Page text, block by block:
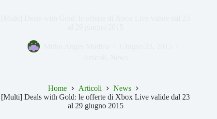
Home Articoli
News
[Multi] Deals with Gold: le offerte di Xbox Live valide dal 23
al 29 giugno 2015